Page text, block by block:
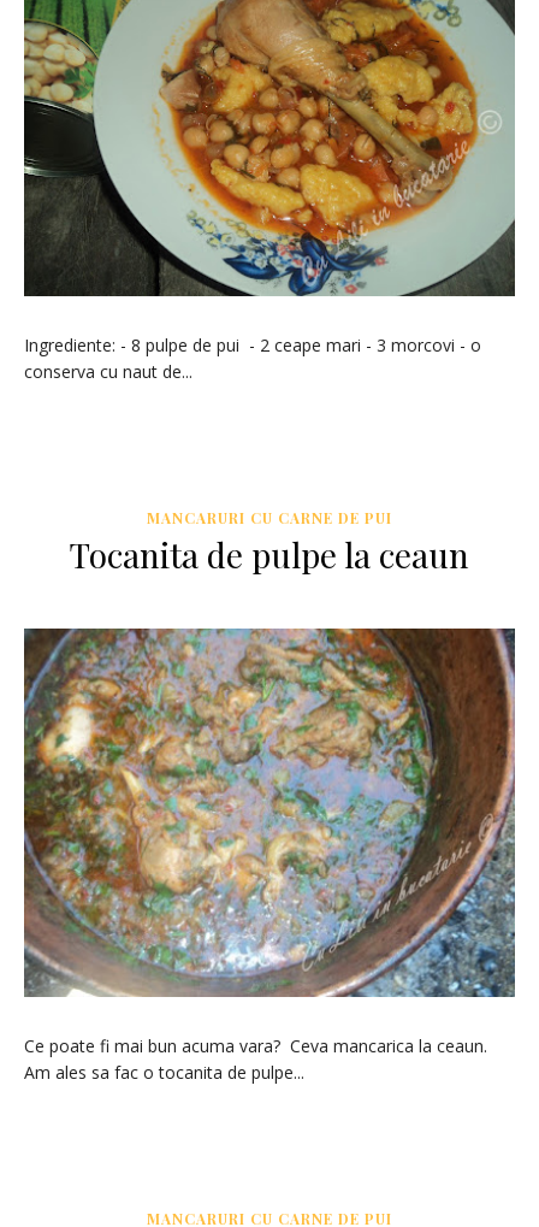
Ingrediente: - 8 pulpe de pui - 2 ceape mari - 3 morcovi - o
conserva cu naut de...
MANCARURI CU CARNE DE PUI
Tocanita de pulpe la ceaun
Ce poate fi mai bun acuma vara? Ceva mancarica la ceaun.
Am ales sa fac o tocanita de pulpe...
MANCARURI CU CARNE DE PUI